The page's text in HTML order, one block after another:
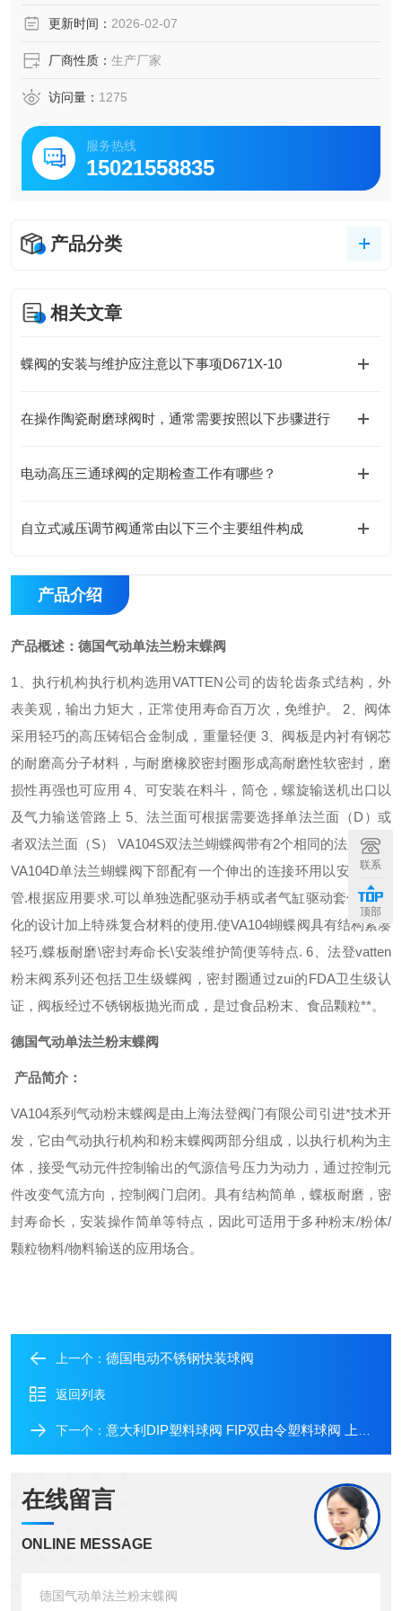
合。 德国气动单法兰粉末蝶阀
更新时间： 2026-02-07
厂商性质： 生产厂家
访问量： 1275
服务热线
15021558835
产品分类
相关文章
蝶阀的安装与维护应注意以下事项D671X-10
在操作陶瓷耐磨球阀时，通常需要按照以下步骤进行
电动高压三通球阀的定期检查工作有哪些？
自立式减压调节阀通常由以下三个主要组件构成
产品介绍
产品概述： 德国气动单法兰粉末蝶阀
1 、执行机构执行机构选用VATTEN公司的齿轮齿条式结构，外
表美观，输出力矩大，正常使用寿命百万次，免维护。
2 、阀体
采用轻巧的高压铸铝合金制成，重量轻便 3、阀板是内衬有钢芯
的耐磨高分子材料，与耐磨橡胶密封圈形成高耐磨性软密封，磨
损性再强也可应用 4 、可安装在料斗，筒仓，螺旋输送机出口以
及气力输送管路上 5、法兰面可根据需要选择单法兰面（D ）或
者双法兰面（S） VA104S双法兰蝴蝶阀带有2个相同的法兰面.而
VA104D单法兰蝴蝶阀下部配有一个伸出的连接环用以安装软套
管.根据应用要求.可以单独选配驱动手柄或者气缸驱动套件.工业
化的设计加上特殊复合材料的使用.使VA104蝴蝶阀具有结构紧凑
轻巧,蝶板耐磨\密封寿命长\安装维护简便等特点. 6 、法登vatten
粉末阀系列还包括卫生级蝶阀，密封圈通过zui的FDA卫生级认
证，阀板经过不锈钢板抛光而成，是过食品粉末、食品颗粒**。
德国气动单法兰粉末蝶阀
产品简介：
VA104系列气动粉末蝶阀是由上海法登阀门有限公司引进*技术开
发，它由气动执行机构和粉末蝶阀两部分组成，以执行机构为主
体，接受气动元件控制输出的气源信号压力为动力，通过控制元
件改变气流方向，控制阀门启闭。具有结构简单，蝶板耐磨，密
封寿命长，安装操作简单等特点，因此可适用于多种粉末/粉体/
颗粒物料/物料输送的应用场合。
上一个： 德国电动不锈钢快装球阀
返回列表
下一个： 意大利DIP塑料球阀 FIP双由令塑料球阀 上海发货
在线留言
ONLINE MESSAGE
联系
顶部